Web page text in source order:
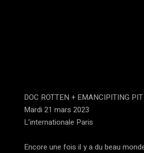
DOC ROTTEN + EMANCIPITING
Mardi 21 mars 2023
L’internationale Paris
Encore une fois il y a du beau